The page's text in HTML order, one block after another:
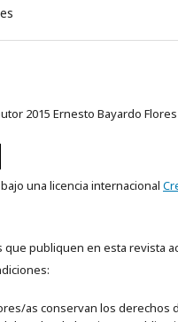
2015 Ernesto Bayardo
una licencia internacional
que publiquen en esta revista
as conservan los derechos